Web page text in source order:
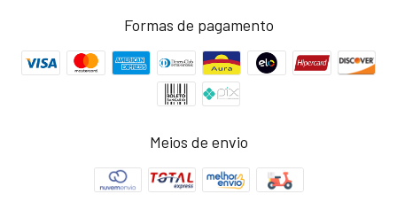
Formas de pagamento
Meios de envio